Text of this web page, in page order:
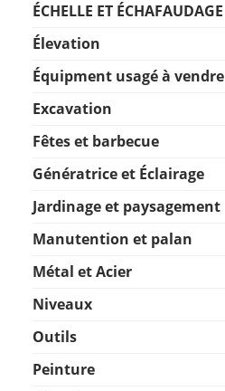
ÉCHELLE ET ÉCHAFAUDAGE
Élevation
Équipment usagé à vendre
Excavation
Fêtes et barbecue
Génératrice et Éclairage
Jardinage et paysagement
Manutention et palan
Métal et Acier
Niveaux
Outils
Peinture